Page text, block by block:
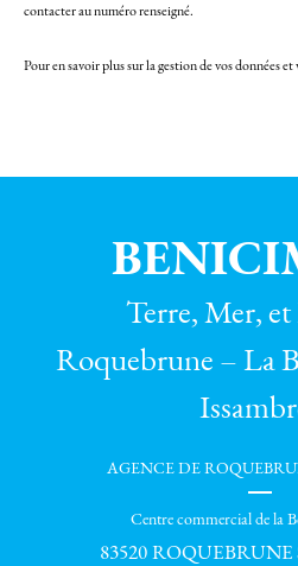
contacter au numéro renseigné.
Pour en savoir plus sur la gestion de vos données
Terre, Mer, et
Roquebrune – La
AGENCE DE
Centre commercial de la
83520 ROQUEBRUNE